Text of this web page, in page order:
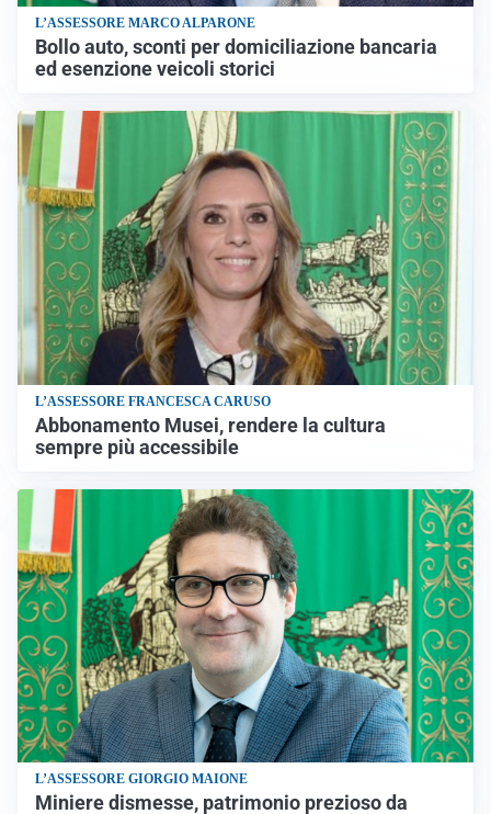
L’ASSESSORE MARCO ALPARONE
Bollo auto, sconti per domiciliazione bancaria
ed esenzione veicoli storici
L’ASSESSORE FRANCESCA CARUSO
Abbonamento Musei, rendere la cultura
sempre più accessibile
L’ASSESSORE GIORGIO MAIONE
Miniere dismesse, patrimonio prezioso da